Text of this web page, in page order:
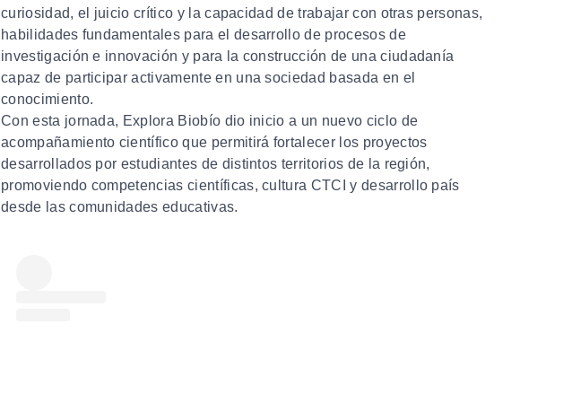
curiosidad, el juicio crítico y la capacidad de trabajar con otras personas,
habilidades fundamentales para el desarrollo de procesos de
investigación e innovación y para la construcción de una ciudadanía
capaz de participar activamente en una sociedad basada en el
conocimiento.
Con esta jornada, Explora Biobío dio inicio a un nuevo ciclo de
acompañamiento científico que permitirá fortalecer los proyectos
desarrollados por estudiantes de distintos territorios de la región,
promoviendo competencias científicas, cultura CTCI y desarrollo país
desde las comunidades educativas.